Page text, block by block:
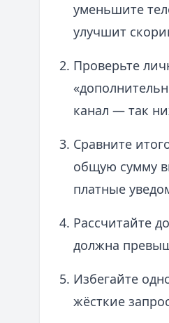
уменьшите
улучшит
Проверьте
канал — так
Сравните
общую сумму
платные
Рассчитайте
должна
Избегайте
жёсткие